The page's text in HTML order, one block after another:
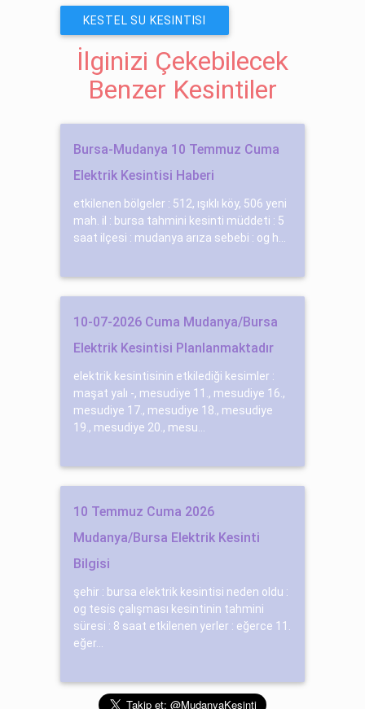
KESTEL SU KESINTISI
İlginizi Çekebilecek
Benzer Kesintiler
Bursa-Mudanya 10 Temmuz Cuma
Elektrik Kesintisi Haberi
etkilenen bölgeler : 512, ışıklı köy, 506 yeni
mah. il : bursa tahmini kesinti müddeti : 5
saat ilçesi : mudanya arıza sebebi : og h...
10-07-2026 Cuma Mudanya/Bursa
Elektrik Kesintisi Planlanmaktadır
elektrik kesintisinin etkilediği kesimler :
maşat yalı -, mesudiye 11., mesudiye 16.,
mesudiye 17., mesudiye 18., mesudiye
19., mesudiye 20., mesu...
10 Temmuz Cuma 2026
Mudanya/Bursa Elektrik Kesinti
Bilgisi
şehir : bursa elektrik kesintisi neden oldu :
og tesi̇s çalışması kesintinin tahmini
süresi : 8 saat etkilenen yerler : eğerce 11.
eğer...